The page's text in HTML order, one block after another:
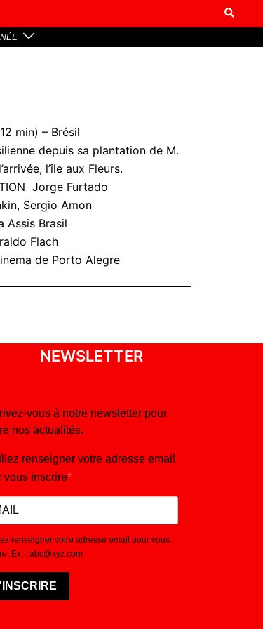
min) – Brésil
depuis sa plantation de M.
l’île aux Fleurs.
Jorge Furtado
Sergio Amon
Assis Brasil
Flach
de Porto Alegre
NEWSLETTER
vous à notre newsletter pour
nos actualités.
renseigner votre adresse email
vous inscrire
renseigner votre adresse email pour vous
Ex. : abc@xyz.com